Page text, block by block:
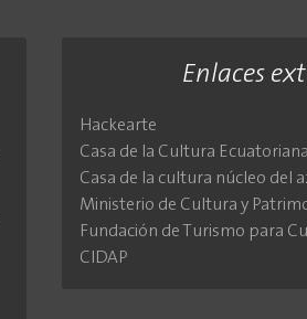
Enlaces
Hackearte
Casa de la Cultura Ecuatoriana
Casa de la cultura núcleo del
Ministerio de Cultura y
Fundación de Turismo para
CIDAP